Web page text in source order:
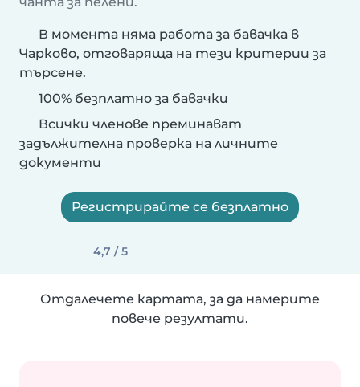
В момента няма работа за бавачка в
Чарково, отговаряща на тези критерии за
търсене.
100% безплатно за бавачки
Всички членове преминават
задължителна проверка на личните
документи
Регистрирайте се безплатно
4,7 / 5
Отдалечете картата, за да намерите
повече резултати.